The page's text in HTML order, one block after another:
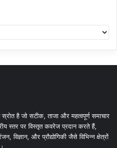
है जो सटीक, ताजा और महत्वपूर्ण समाचार
स्तर पर विस्तृत कवरेज प्रदान करते हैं,
विज्ञान, और प्रौद्योगिकी जैसे विभिन्न क्षेत्रों